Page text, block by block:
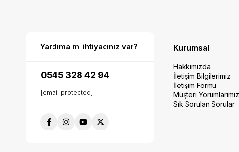
Yardıma mı ihtiyacınız var?
0545 328 42 94
[email protected]
Kurumsal
Hakkımızda
İletişim Bilgilerimiz
İletişim Formu
Müşteri Yorumlarımız
Sık Sorulan Sorular